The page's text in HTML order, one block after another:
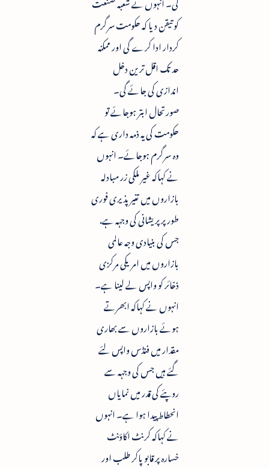
کو تیقن دیا کہ حکومت سرگرم
کردار ادا کرے گی اور ممکنہ
حد تک اقل ترین دخل
اندازی کی جائے گی۔
صورتحال ابتر ہوجائے تو
حکومت کی یہ ذمہ داری ہے کہ
وہ سرگرم ہوجائے۔ انہوں
نے کہاکہ غیر ملکی زر مبادلہ
بازاروں میں تغیر پذیری فوری
طورپر پریشانی کی وجہہ ہے،
جس کی بنیادی وجہ عالمی
بازاروں میں امریکی مرکزی
ذخائر کو واپس لے لینا ہے۔
انہوں نے کہاکہ ابھرتے
ہوئے بازاروں سے بھاری
مقدار میں فنڈس واپس لئے
گئے ہیں جس کی وجہہ سے
روپئے کی قدر میں نمایاں
انحطاط پیدا ہوا ہے۔ انہوں
نے کہاکہ کرنٹ اکاؤنٹ
خسارہ پر قابو پاکر طلب اور